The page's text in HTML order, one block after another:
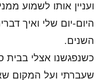
ועניין אותו לשמוע
היום-יום שלי ואיך
השנים.
כשנפגשנו אצלי בבית
שעברתי ועל המקום